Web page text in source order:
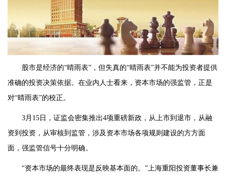
股市是经济的“晴雨表”，但失真的“晴雨表”并不能为投资者提供
准确的投资决策依据。在业内人士看来，资本市场的强监管，正是
对“晴雨表”的校正。
3月15日，证监会密集推出4项重磅新政，从上市到退市，从融
资到投资，从审核到监管，涉及资本市场各项规则建设的方方面
面，强监管信号十分明确。
“资本市场的最终表现是反映基本面的。”上海重阳投资董事长兼